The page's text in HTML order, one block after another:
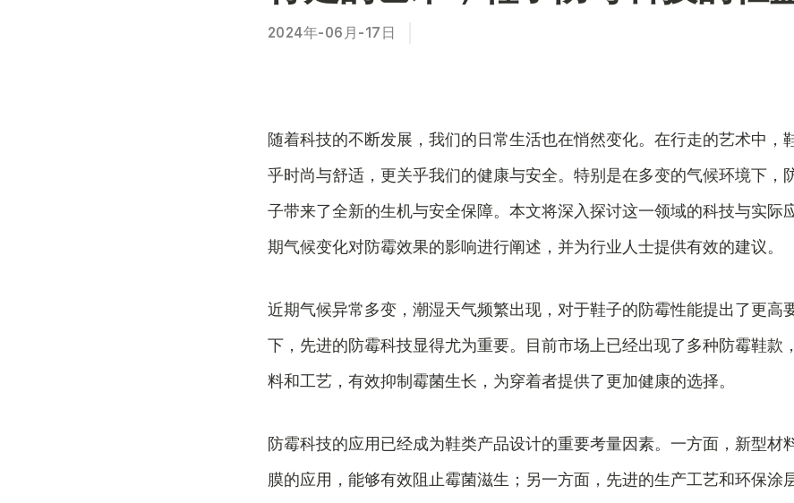
2024年-06月-17日
随着科技的不断发展，我们的日常生活也在悄然变化。在行走的艺术中，
乎时尚与舒适，更关乎我们的健康与安全。特别是在多变的气候环境下，
子带来了全新的生机与安全保障。本文将深入探讨这一领域的科技与实际
期气候变化对防霉效果的影响进行阐述，并为行业人士提供有效的建议。
近期气候异常多变，潮湿天气频繁出现，对于鞋子的防霉性能提出了更高
下，先进的防霉科技显得尤为重要。目前市场上已经出现了多种防霉鞋款
料和工艺，有效抑制霉菌生长，为穿着者提供了更加健康的选择。
防霉科技的应用已经成为鞋类产品设计的重要考量因素。一方面，新型材
膜的应用，能够有效阻止霉菌滋生；另一方面，先进的生产工艺和环保涂